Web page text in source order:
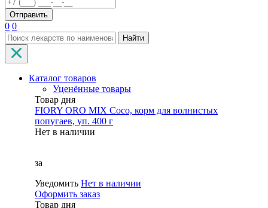
0 0
Найти
Каталог товаров
Уценённые товары
Товар дня
FIORY ORO MIX Coco, корм для волнистых
попугаев, уп. 400 г
Нет в наличии
за
Уведомить Нет в наличии
Оформить заказ
Товар дня